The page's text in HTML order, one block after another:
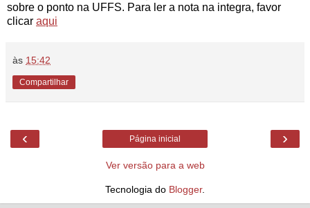
sobre o ponto na UFFS. Para ler a nota na integra, favor
clicar aqui
às 15:42
Compartilhar
‹ ›
Página inicial
Ver versão para a web
Tecnologia do Blogger.